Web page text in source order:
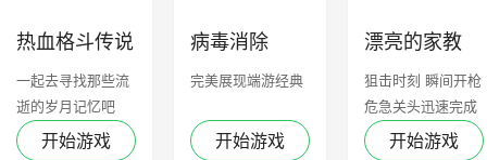
热血格斗传说
一起去寻找那些流
逝的岁月记忆吧
开始游戏
病毒消除
完美展现端游经典
开始游戏
漂亮的家教
狙击时刻 瞬间开枪
危急关头迅速完成
任务开始游戏